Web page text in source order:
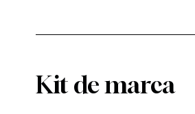
Kit de marca